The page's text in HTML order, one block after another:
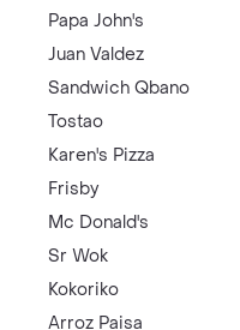
Papa John's
Juan Valdez
Sandwich Qbano
Tostao
Karen's Pizza
Frisby
Mc Donald's
Sr Wok
Kokoriko
Arroz Paisa